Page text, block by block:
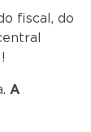
fiscal, do
A